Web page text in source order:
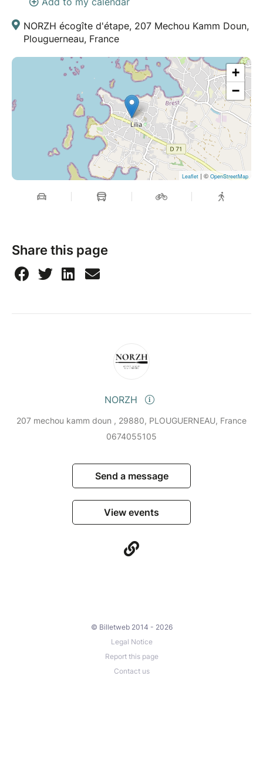
NORZH écogîte d'étape, 207 Mechou Kamm Doun,
Plouguerneau, France
+
−
Leaflet | © OpenStreetMap
Share this page
NORZH
207 mechou kamm doun , 29880, PLOUGUERNEAU, France
0674055105
Send a message
View events
© Billetweb 2014 - 2026
Legal Notice
Report this page
Contact us